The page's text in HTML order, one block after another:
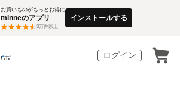
お買いものがもっとお得に
minneのアプリ
3万件以上
インストールする
ログイン